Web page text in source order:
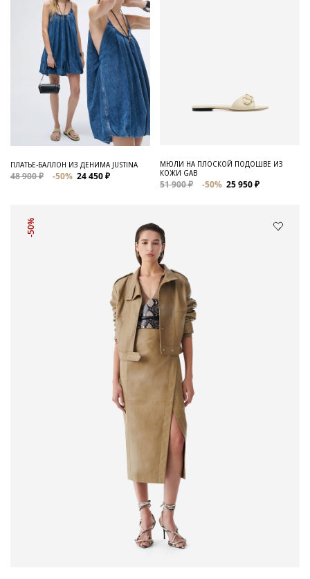
ПЛАТЬЕ-БАЛЛОН ИЗ ДЕНИМА JUSTINA
48 900 ₽ -50% 24 450 ₽
МЮЛИ НА ПЛОСКОЙ ПОДОШВЕ ИЗ
КОЖИ GAB
51 900 ₽ -50% 25 950 ₽
-50%